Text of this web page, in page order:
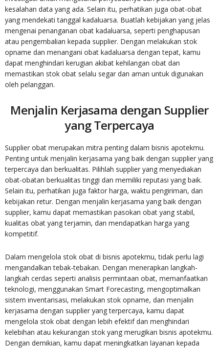
kesalahan data yang ada. Selain itu, perhatikan juga obat-obat
yang mendekati tanggal kadaluarsa. Buatlah kebijakan yang jelas
mengenai penanganan obat kadaluarsa, seperti penghapusan
atau pengembalian kepada supplier. Dengan melakukan stok
opname dan menangani obat kadaluarsa dengan tepat, kamu
dapat menghindari kerugian akibat kehilangan obat dan
memastikan stok obat selalu segar dan aman untuk digunakan
oleh pelanggan.
Menjalin Kerjasama dengan Supplier
yang Terpercaya
Supplier obat merupakan mitra penting dalam bisnis apotekmu.
Penting untuk menjalin kerjasama yang baik dengan supplier yang
terpercaya dan berkualitas. Pilihlah supplier yang menyediakan
obat-obatan berkualitas tinggi dan memiliki reputasi yang baik.
Selain itu, perhatikan juga faktor harga, waktu pengiriman, dan
kebijakan retur. Dengan menjalin kerjasama yang baik dengan
supplier, kamu dapat memastikan pasokan obat yang stabil,
kualitas obat yang terjamin, dan mendapatkan harga yang
kompetitif.
Dalam mengelola stok obat di bisnis apotekmu, tidak perlu lagi
mengandalkan tebak-tebakan. Dengan menerapkan langkah-
langkah cerdas seperti analisis permintaan obat, memanfaatkan
teknologi, menggunakan Smart Forecasting, mengoptimalkan
sistem inventarisasi, melakukan stok opname, dan menjalin
kerjasama dengan supplier yang terpercaya, kamu dapat
mengelola stok obat dengan lebih efektif dan menghindari
kelebihan atau kekurangan stok yang merugikan bisnis apotekmu.
Dengan demikian, kamu dapat meningkatkan layanan kepada